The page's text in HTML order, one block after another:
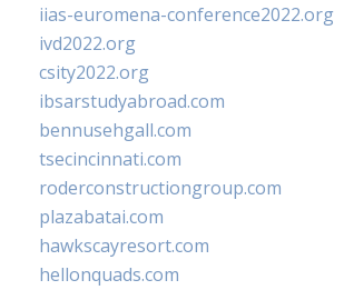
iias-euromena-conference2022.org
ivd2022.org
csity2022.org
ibsarstudyabroad.com
bennusehgall.com
tsecincinnati.com
roderconstructiongroup.com
plazabatai.com
hawkscayresort.com
hellonquads.com